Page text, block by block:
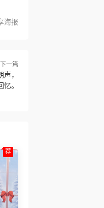
海报
下一篇
，
。
荐